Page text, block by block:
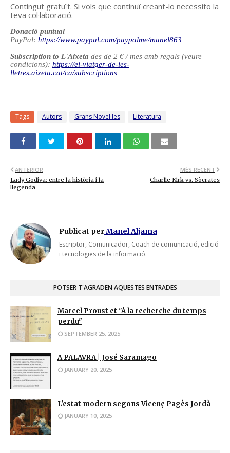
Contingut gratuït. Si vols que continuï creant-lo necessito la
teva col·laboració.
Donació puntual
PayPal: https://www.paypal.com/paypalme/manel863
Subscription to L'Aixeta des de 2 € / mes amb regals (veure
condicions): https://el-viatger-de-les-
lletres.aixeta.cat/ca/subscriptions
Tags Autors Grans Novel·les Literatura
MÉS RECENT
Charlie Kirk vs. Sòcrates
ANTERIOR
Lady Godiva: entre la història i la
llegenda
Publicat perManel Aljama
Escriptor, Comunicador, Coach de comunicació, edició
i tecnologies de la informació.
POTSER T'AGRADEN AQUESTES ENTRADES
Marcel Proust et "À la recherche du temps
perdu"
SEPTEMBER 25, 2025
A PALAVRA | José Saramago
JANUARY 20, 2025
L'estat modern segons Vicenç Pagès Jordà
JANUARY 10, 2025